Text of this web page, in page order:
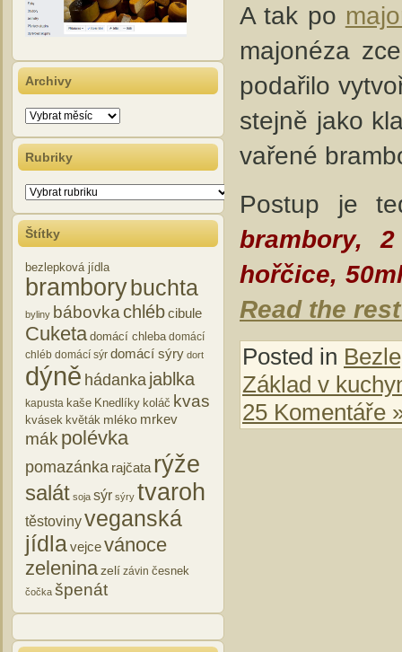
Archivy
Archivy
Rubriky
Rubriky
Štítky
bezlepková jídla
brambory buchta
byliny bábovkachlébcibule
Cuketa domácí chleba domácí
chléb domácí sýr domácí sýry dort
dýně hádanka jablka
kapusta kaše Knedlíky koláč kvas
kvásek květák mléko mrkev
mákpolévka
pomazánka rajčata rýže
salát soja sýr sýry tvaroh
těstovinyveganská
jídlavejcevánoce
zeleninazelí závin česnek
čočka špenát
A tak po
majonéza
podařilo
stejně jako
vařené
Postup je
brambory,
hořčice,
Read the
Posted in
Základ v
25 Komentáře